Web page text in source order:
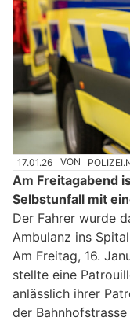
17.01.26 VON
Am Freitagabend
Selbstunfall mit
Der Fahrer wurde
Ambulanz ins
Am Freitag, 16.
stellte eine
anlässlich ihrer
der